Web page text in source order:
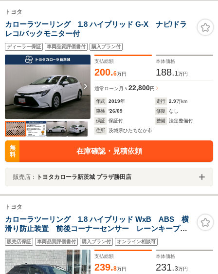
トヨタ
カローラツーリング 1.8 ハイブリッド G-X ナビ/ドラ
レコ/バックモニター付
ディーラー保証 車両品質評価書付 購入プラン付
支払総額
200.6万円
本体価格
188. 1 万円
通常ローン 月々22,800円
年式 2019年 走行 2.9万km
車検
'26/09 修復
なし
保証
保証付 整備
法定整備付
住所
茨城県ひたちなか市
無
料
在庫確認・見積依頼
販売店： トヨタカローラ新茨城 プラザ勝田店
トヨタ
カローラツーリング 1.8 ハイブリッド WxB ABS 横
滑り防止装置 前後コーナーセンサー レーンキープア
シスト オートライト オートマチックハイビーム s衝
突被害軽減ブレーキ パーキングサポートブレーキ ブ
ラインドスポットモニター
販売店保証 車両品質評価書付 購入プラン付 オンライン相談可
支払総額
239.8万円
本体価格
231.3万円